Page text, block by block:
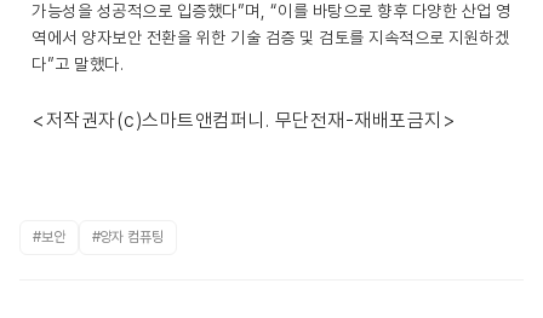
가능성을 성공적으로 입증했다”며, “이를 바탕으로 향후 다양한 산업 영
역에서 양자보안 전환을 위한 기술 검증 및 검토를 지속적으로 지원하겠
다”고 말했다.
<저작권자(c)스마트앤컴퍼니. 무단전재-재배포금지>
#보안 #양자 컴퓨팅